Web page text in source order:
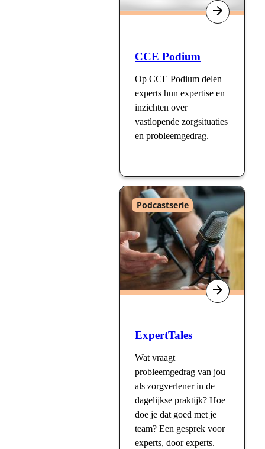
CCE Podium
Op CCE Podium delen
experts hun expertise en
inzichten over
vastlopende zorgsituaties
en probleemgedrag.
ExpertTales
Wat vraagt
probleemgedrag van jou
als zorgverlener in de
dagelijkse praktijk? Hoe
doe je dat goed met je
team? Een gesprek voor
experts, door experts.
Type
:
Podcastserie